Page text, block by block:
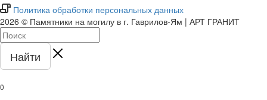
Политика обработки персональных данных
2026 © Памятники на могилу в г. Гаврилов-Ям | АРТ ГРАНИТ
Найти
0